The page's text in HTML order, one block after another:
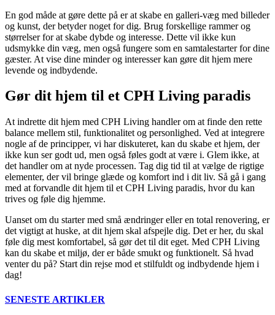
En god måde at gøre dette på er at skabe en galleri-væg med billeder
og kunst, der betyder noget for dig. Brug forskellige rammer og
størrelser for at skabe dybde og interesse. Dette vil ikke kun
udsmykke din væg, men også fungere som en samtalestarter for dine
gæster. At vise dine minder og interesser kan gøre dit hjem mere
levende og indbydende.
Gør dit hjem til et CPH Living paradis
At indrette dit hjem med CPH Living handler om at finde den rette
balance mellem stil, funktionalitet og personlighed. Ved at integrere
nogle af de principper, vi har diskuteret, kan du skabe et hjem, der
ikke kun ser godt ud, men også føles godt at være i. Glem ikke, at
det handler om at nyde processen. Tag dig tid til at vælge de rigtige
elementer, der vil bringe glæde og komfort ind i dit liv. Så gå i gang
med at forvandle dit hjem til et CPH Living paradis, hvor du kan
trives og føle dig hjemme.
Uanset om du starter med små ændringer eller en total renovering, er
det vigtigt at huske, at dit hjem skal afspejle dig. Det er her, du skal
føle dig mest komfortabel, så gør det til dit eget. Med CPH Living
kan du skabe et miljø, der er både smukt og funktionelt. Så hvad
venter du på? Start din rejse mod et stilfuldt og indbydende hjem i
dag!
SENESTE ARTIKLER